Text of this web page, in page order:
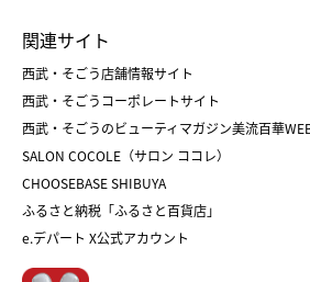
父の日
クリスマスケーキ
ホワイトデー
菓子折り
和菓子
人気のギフト
バレンタイン
ホワイ
おせち
フード
関連サイト
西武・そごう店舗情報サイト
西武・そごうコーポレートサイト
西武・そごうのビューティマガジン美流百華
SALON COCOLE（サロン ココレ）
CHOOSEBASE SHIBUYA
ふるさと納税「ふるさと百貨店」
e.デパート X公式アカウント